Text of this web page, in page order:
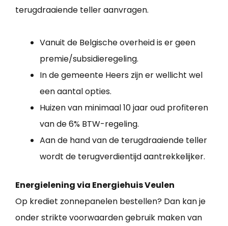
terugdraaiende teller aanvragen.
Vanuit de Belgische overheid is er geen
premie/subsidieregeling.
In de gemeente Heers zijn er wellicht wel
een aantal opties.
Huizen van minimaal 10 jaar oud profiteren
van de 6% BTW-regeling.
Aan de hand van de terugdraaiende teller
wordt de terugverdientijd aantrekkelijker.
Energielening via Energiehuis Veulen
Op krediet zonnepanelen bestellen? Dan kan je
onder strikte voorwaarden gebruik maken van